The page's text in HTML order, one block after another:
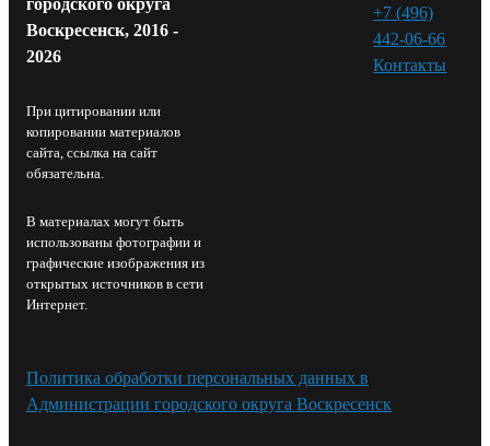
Воскресенск, 2016 -
2026
При цитировании или
копировании материалов
сайта, ссылка на сайт
обязательна.
В материалах могут быть
использованы фотографии и
графические изображения из
открытых источников в сети
Интернет.
+7 (496)
442-06-66
Контакты⁠
Политика обработки персональных данных в
Администрации городского округа Воскресенск